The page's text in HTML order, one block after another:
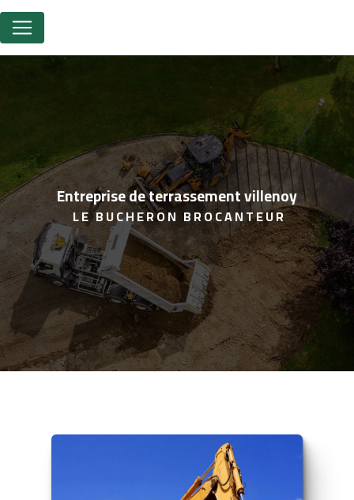
entreprise de terrassement villenoy
LE BUCHERON BROCANTEUR
Panneau de gestion des cookies